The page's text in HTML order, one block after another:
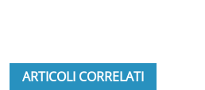
ARTICOLI CORRELATI